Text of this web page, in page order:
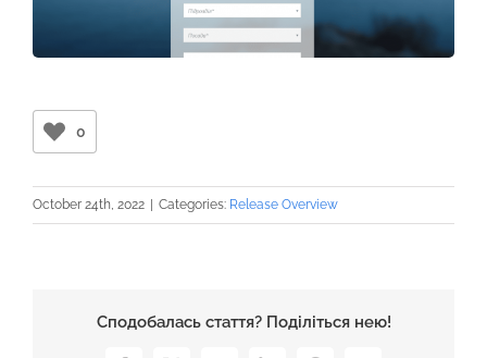
0
October 24th, 2022 Categories: Release Overview
Сподобалась стаття? Поділіться нею!